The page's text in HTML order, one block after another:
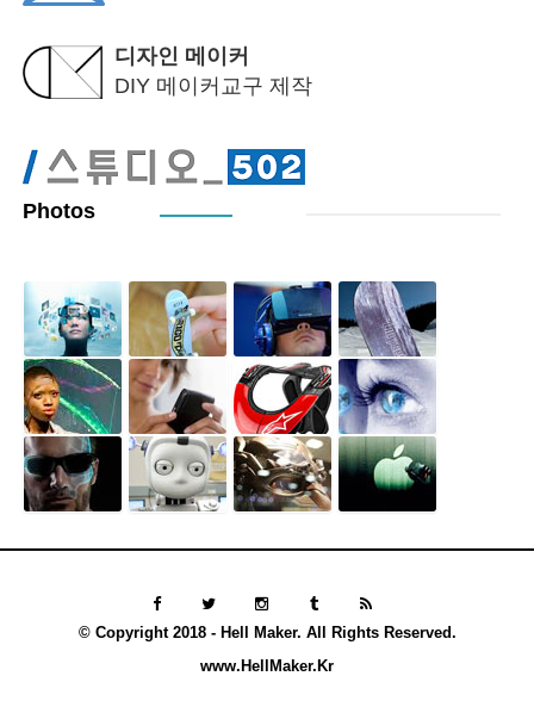
디자인 메이커
DIY 메이커교구 제작
Photos
© Copyright 2018 - Hell Maker. All Rights Reserved.
www.HellMaker.Kr